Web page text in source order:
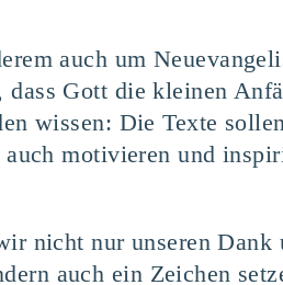
auch um
dass Gott die klei­nen
wis­sen: Die Tex­te
moti­vie­ren und
nicht nur unse­ren
auch ein Zei­chen